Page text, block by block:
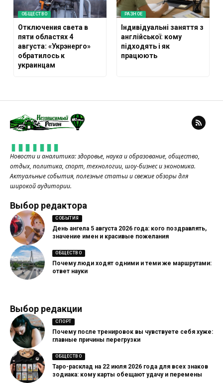
ОБЩЕСТВО
Отключения света в
пяти областях 4
августа: «Укрэнерго»
обратилось к
украинцам
РАЗНОЕ
Індивідуальні заняття з
англійської: кому
підходять і як
працюють
Новости и аналитика: здоровье, наука и образование, общество,
отдых, политика, спорт, технологии, шоу-бизнес и экономика.
Актуальные события, полезные статьи и свежие обзоры для
широкой аудитории.
Выбор редактора
СОБЫТИЯ
День ангела 5 августа 2026 года: кого поздравлять,
значение имен и красивые пожелания
ОБЩЕСТВО
Почему люди ходят одними и теми же маршрутами:
ответ науки
Выбор редакции
СПОРТ
Почему после тренировок вы чувствуете себя хуже:
главные причины перегрузки
ОБЩЕСТВО
Таро-расклад на 22 июля 2026 года для всех знаков
зодиака: кому карты обещают удачу и перемены